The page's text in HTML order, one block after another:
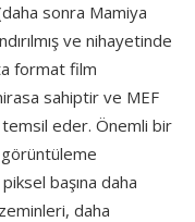
sonra Mamiya
ve nihayetinde
format film
sahiptir ve MEF
eder. Önemli bir
başına daha
daha